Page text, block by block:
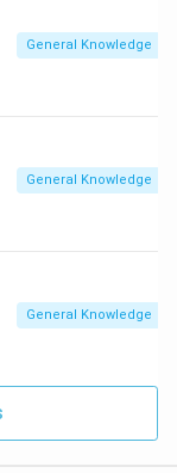
General Knowledge
General Knowledge
General Knowledge